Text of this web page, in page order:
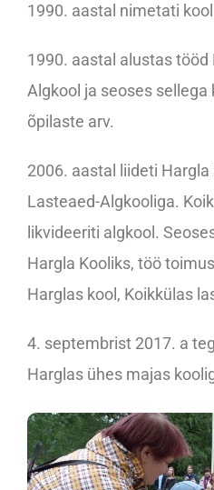
1990. aastal nimetati
1990. aastal alustas tööd
Algkool ja seoses sellega
õpilaste arv.
2006. aastal liideti Hargla
Lasteaed-Algkooliga.
likvideeriti algkool.
Hargla Kooliks, töö
Harglas kool, Koikkülas
4. septembrist 2017. a
Harglas ühes majas